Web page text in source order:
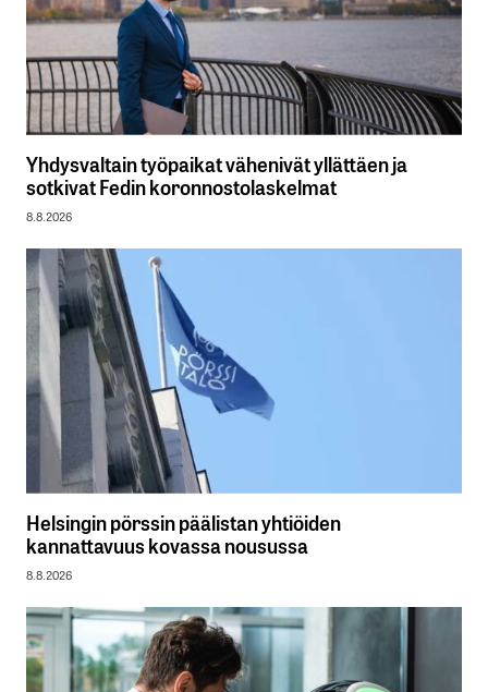
Yhdysvaltain työpaikat vähenivät yllättäen ja
sotkivat Fedin koronnostolaskelmat
8.8.2026
Helsingin pörssin päälistan yhtiöiden
kannattavuus kovassa nousussa
8.8.2026